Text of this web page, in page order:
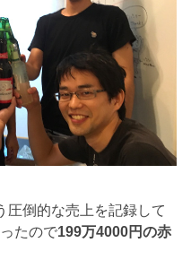
圧倒的な売上を記録して
たので199万4000円の赤